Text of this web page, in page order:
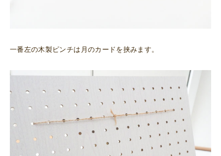
一番左の木製ピンチは月のカードを挟みます。